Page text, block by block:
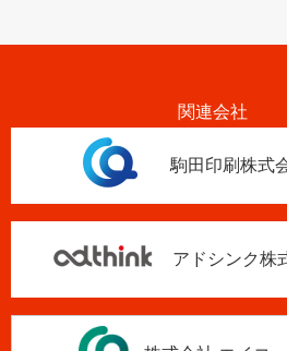
関連会社
駒田印刷株式
アドシンク株